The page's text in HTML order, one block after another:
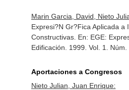
Marin Garcia, David, Nieto
Expresi?N Gr?Fica Aplicada a
Constructivas. En: EGE:
Edificación . 1999. Vol. 1.
Aportaciones a Congresos
Nieto Julian, Juan Enrique: